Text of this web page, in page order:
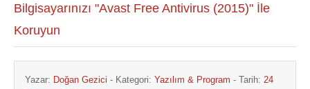
Bilgisayarınızı "Avast Free Antivirus (2015)" İle
Koruyun
Yazar: Doğan Gezici - Kategori: Yazılım & Program - Tarih: 24